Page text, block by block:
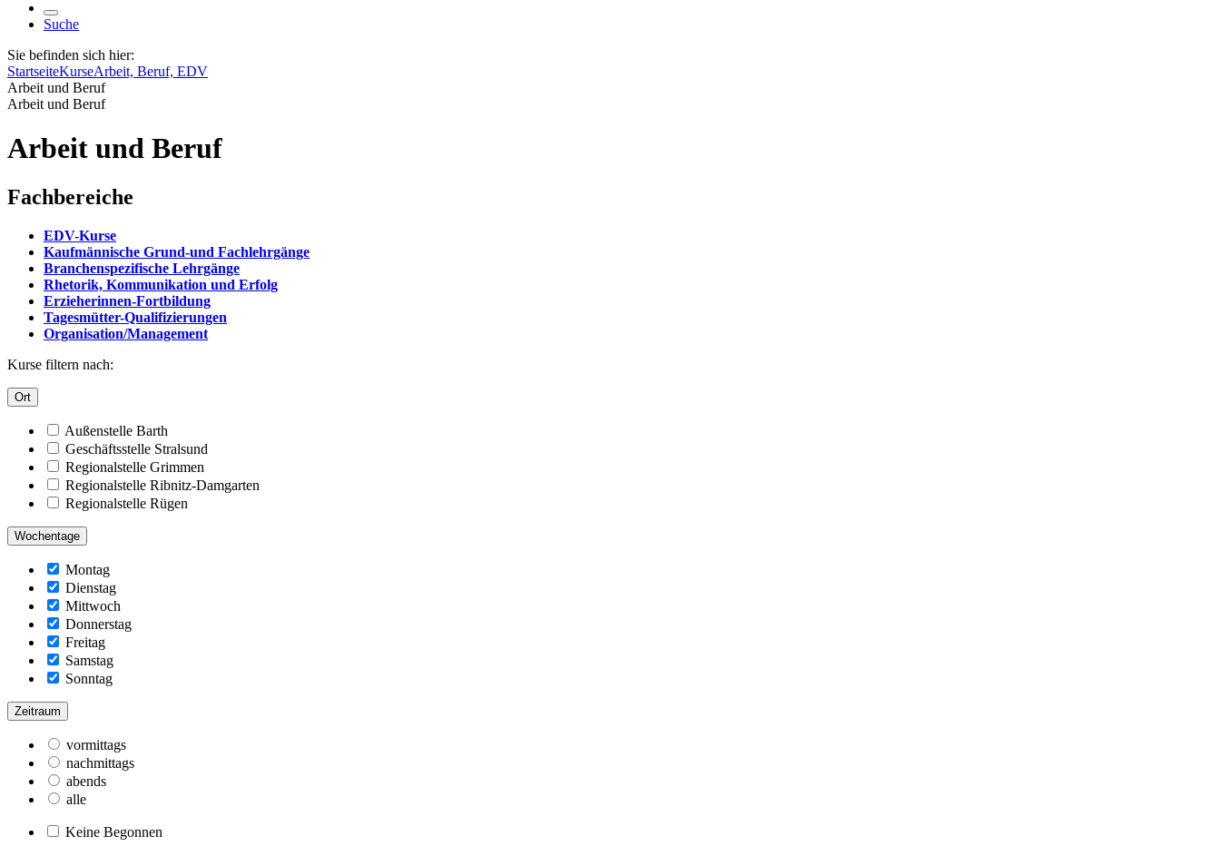
Suche
Sie befinden sich hier:
StartseiteKurseArbeit, Beruf, EDV
Arbeit und Beruf
Arbeit und Beruf
Arbeit und Beruf
Fachbereiche
EDV-Kurse
Kaufmännische Grund-und Fachlehrgänge
Branchenspezifische Lehrgänge
Rhetorik, Kommunikation und Erfolg
Erzieherinnen-Fortbildung
Tagesmütter-Qualifizierungen
Organisation/Management
Kurse filtern nach:
Ort
Außenstelle Barth
Geschäftsstelle Stralsund
Regionalstelle Grimmen
Regionalstelle Ribnitz-Damgarten
Regionalstelle Rügen
Wochentage
Montag
Dienstag
Mittwoch
Donnerstag
Freitag
Samstag
Sonntag
Zeitraum
vormittags
nachmittags
abends
alle
Keine Begonnen